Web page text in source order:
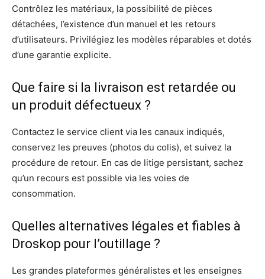
Contrôlez les matériaux, la possibilité de pièces
détachées, l’existence d’un manuel et les retours
d’utilisateurs. Privilégiez les modèles réparables et dotés
d’une garantie explicite.
Que faire si la livraison est retardée ou
un produit défectueux ?
Contactez le service client via les canaux indiqués,
conservez les preuves (photos du colis), et suivez la
procédure de retour. En cas de litige persistant, sachez
qu’un recours est possible via les voies de
consommation.
Quelles alternatives légales et fiables à
Droskop pour l’outillage ?
Les grandes plateformes généralistes et les enseignes